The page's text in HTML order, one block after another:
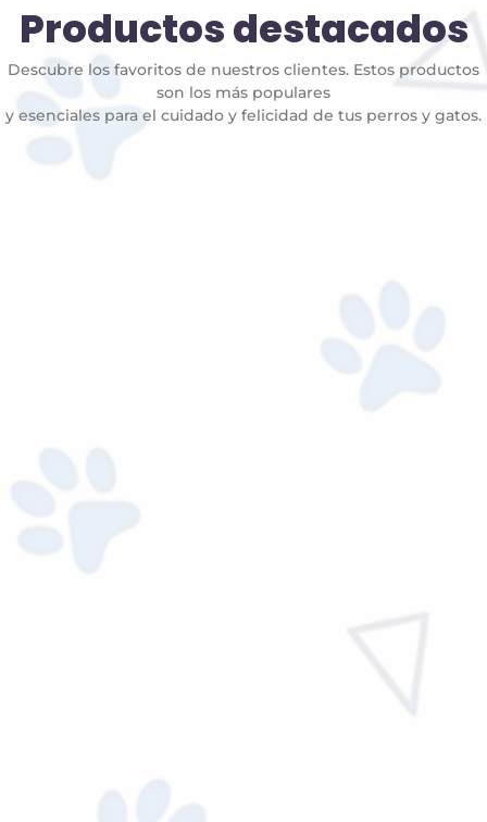
Productos destacados
Descubre los favoritos de nuestros clientes. Estos productos
son los más populares
y esenciales para el cuidado y felicidad de tus perros y gatos.